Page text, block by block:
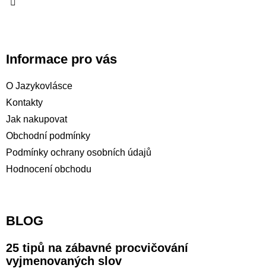
Informace pro vás
O Jazykovlásce
Kontakty
Jak nakupovat
Obchodní podmínky
Podmínky ochrany osobních údajů
Hodnocení obchodu
BLOG
25 tipů na zábavné procvičování
vyjmenovaných slov